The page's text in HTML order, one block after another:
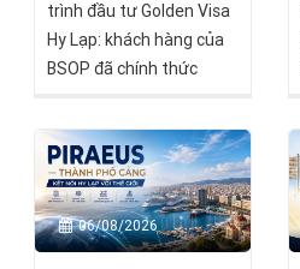
trình đầu tư Golden Visa
Hy Lạp: khách hàng của
BSOP đã chính thức
– Giấy xác nhận tạm thời
về hồ sơ cư trú – chỉ sau
16 ngày kể từ khi hồ sơ
được nộp tại Cơ quan Di
trú Hy Lạp.
06/08/2026